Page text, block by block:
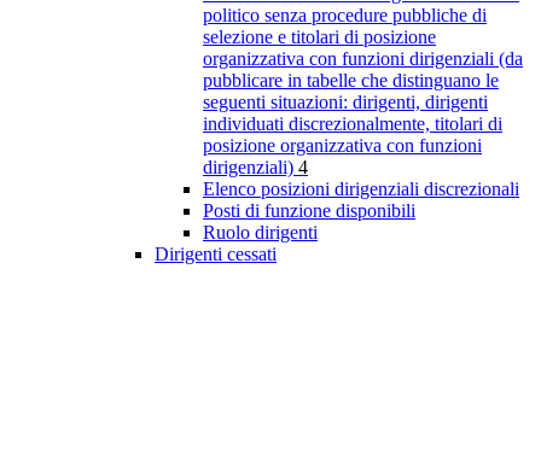
politico senza procedure pubbliche di
selezione e titolari di posizione
organizzativa con funzioni dirigenziali (da
pubblicare in tabelle che distinguano le
seguenti situazioni: dirigenti, dirigenti
individuati discrezionalmente, titolari di
posizione organizzativa con funzioni
dirigenziali) 4
Elenco posizioni dirigenziali discrezionali
Posti di funzione disponibili
Ruolo dirigenti
Dirigenti cessati